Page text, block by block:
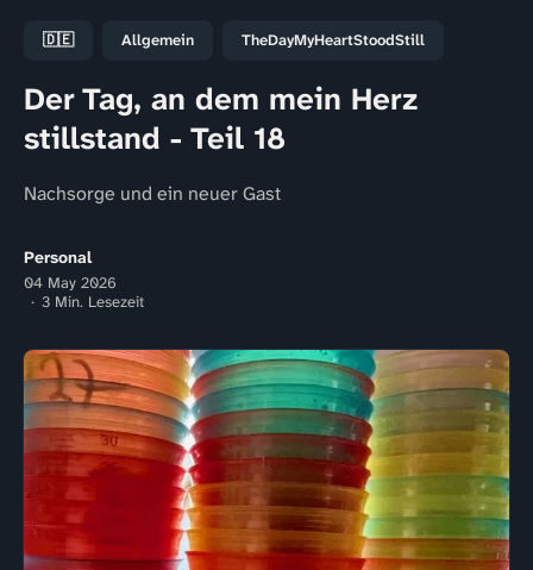
🇩🇪 Allgemein TheDayMyHeartStoodStill
Der Tag, an dem mein Herz
stillstand - Teil 18
Nachsorge und ein neuer Gast
Personal
04 May 2026
3 Min. Lesezeit